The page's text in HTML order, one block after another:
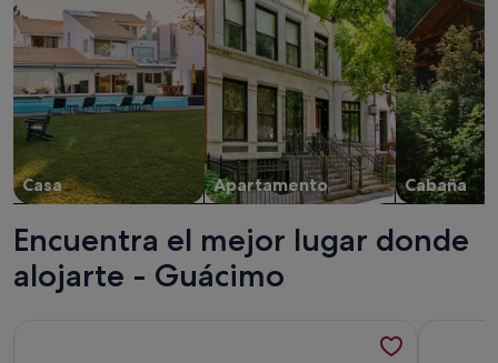
Casa Apartamento Cabaña
Encuentra el mejor lugar donde
alojarte - Guácimo